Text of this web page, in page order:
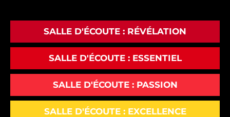
SALLE D'ÉCOUTE : RÉVÉLATION
SALLE D'ÉCOUTE : ESSENTIEL
SALLE D'ÉCOUTE : PASSION
SALLE D'ÉCOUTE : EXCELLENCE